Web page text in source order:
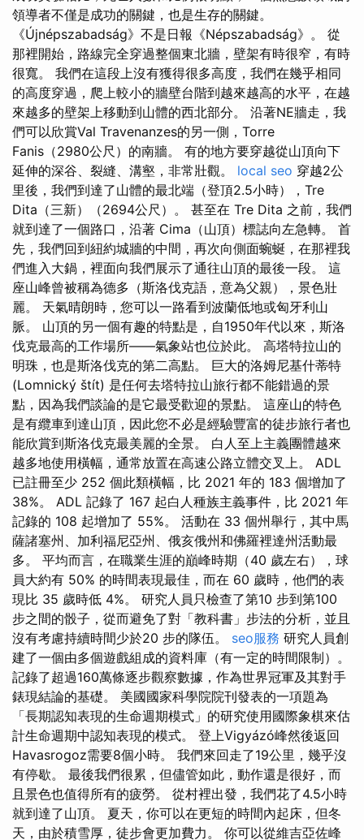
領導者不僅是成功的關鍵，也是生存的關鍵。
《Újnépszabadság》不是日報《Népszabadság》。 從
那裡開始，路線完全穿過整個東北牆，壁架有時很窄，有時
很寬。 我們在這段上沒有獲得很多高度，我們在幾乎相同
的高度穿過，爬上較小的牆壁台階到越來越高的水平，在越
來越多的壁架上移動到山體的西北部分。 沿著NE牆走，我
們可以欣賞Val Travenanzes的另一側，Torre
Fanis（2980公尺）的南牆。 有的地方要穿越從山頂向下
延伸的深谷、裂縫、溝壑，非常壯觀。 local seo 穿越2公
里後，我們到達了山體的最北端（登頂2.5小時），Tre
Dita（三新）（2694公尺）。 甚至在 Tre Dita 之前，我們
就到達了一個路口，沿著 Cima（山頂）標誌向左急轉。 首
先，我們回到紐約城牆的中間，再次向側面蜿蜒，在那裡我
們進入大鍋，裡面向我們展示了通往山頂的最後一段。 這
座山峰曾被稱為德多（斯洛伐克語，意為父親），景色壯
麗。 天氣晴朗時，您可以一路看到波蘭低地或匈牙利山
脈。 山頂的另一個有趣的特點是，自1950年代以來，斯洛
伐克最高的工作場所——氣象站也位於此。 高塔特拉山的
明珠，也是斯洛伐克的第二高點。 巨大的洛姆尼基什蒂特
(Lomnický štít) 是任何去塔特拉山旅行都不能錯過的景
點，因為我們談論的是它最受歡迎的景點。 這座山的特色
是有纜車到達山頂，因此您不必是經驗豐富的徒步旅行者也
能欣賞到斯洛伐克最美麗的全景。 白人至上主義團體越來
越多地使用橫幅，通常放置在高速公路立體交叉上。 ADL
已註冊至少 252 個此類橫幅，比 2021 年的 183 個增加了
38%。 ADL 記錄了 167 起白人種族主義事件，比 2021 年
記錄的 108 起增加了 55%。 活動在 33 個州舉行，其中馬
薩諸塞州、加利福尼亞州、俄亥俄州和佛羅裡達州活動最
多。 平均而言，在職業生涯的巔峰時期（40 歲左右），球
員大約有 50% 的時間表現最佳，而在 60 歲時，他們的表
現比 35 歲時低 4%。 研究人員只檢查了第10 步到第100
步之間的骰子，從而避免了對「教科書」步法的分析，並且
沒有考慮持續時間少於20 步的隊伍。 seo服務 研究人員創
建了一個由多個遊戲組成的資料庫（有一定的時間限制）。
記錄了超過160萬條逐步觀察數據，作為世界冠軍及其對手
錶現結論的基礎。 美國國家科學院院刊發表的一項題為
「長期認知表現的生命週期模式」的研究使用國際象棋來估
計生命週期中認知表現的模式。 登上Vigyázó峰然後返回
Havasrogoz需要8個小時。 我們來回走了19公里，幾乎沒
有停歇。 最後我們很累，但儘管如此，動作還是很好，而
且景色也值得所有的疲勞。 從村裡出發，我們花了4.5小時
就到達了山頂。 夏天，你可以在更短的時間內起床，但冬
天，由於積雪厚，徒步會更加費力。 你可以從維吉亞佐峰